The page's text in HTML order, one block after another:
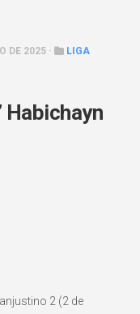
DE 2025 ·
LIGA
Habichayn
2 (2 de